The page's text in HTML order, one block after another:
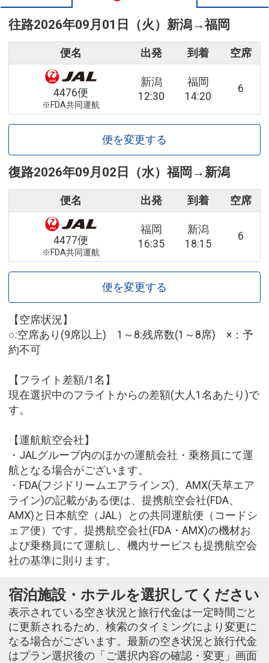
往路2026年09月01日（火） 新潟→福岡
便名 出発 到着 空席
4476便
※FDA共同運航
新潟
12:30
福岡
14:20
6
便を変更する
復路2026年09月02日（水）福岡 →新潟
便名 出発 到着 空席
4477便
※FDA共同運航
福岡
16:35
新潟
18:15
6
便を変更する
【空席状況】
○:空席あり(9席以上) 1～8:残席数(1～8席) ×：予
約不可
【フライト差額/1名】
現在選択中のフライトからの差額(大人1名あたり)で
す。
【運航航空会社】
・JALグループ内のほかの運航会社・乗務員にて運
航となる場合がございます。
・FDA(フジドリームエアラインズ)、AMX(天草エア
ライン)の記載がある便は、提携航空会社(FDA、
AMX)と日本航空（JAL）との共同運航便（コードシ
ェア便）です。提携航空会社(FDA・AMX)の機材お
よび乗務員にて運航し、機内サービスも提携航空会
社の基準に則ります。
宿泊施設・ホテルを選択してください
表示されている空き状況と旅行代金は一定時間ごと
に更新されるため、検索のタイミングにより変更に
なる場合がございます。最新の空き状況と旅行代金
はプラン選択後の「ご選択内容の確認・変更」画面